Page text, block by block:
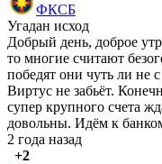
ФКСБ
Угадан исход
Добрый день, доброе
то многие считают
победят они чуть ли не
Виртус не забьёт.
супер крупного счета
довольны. Идём к
2 года назад
+2